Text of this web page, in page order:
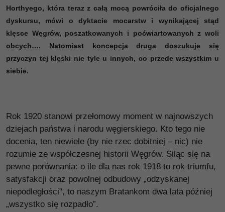
Horthyego, która teraz z całą mocą powróciła do oficjalnego
dyskursu, mówi o dyktacie mocarstw i wynikającej stąd
klęsce Węgrów, poszatkowanych i poćwiartowanych z woli
obcych…. Natomiast koncepcja druga doszukuje się
przyczyn tej klęski nie tyle u innych, co przede wszystkim u
siebie.
Rok 1920 stanowi przełomowy moment w najnowszych
dziejach państwa i narodu węgierskiego. Kto tego nie
docenia, ten niewiele (by nie rzec dobitniej – nic) nie
rozumie ze współczesnej historii Węgrów. Siląc się na
pewne porównania: o ile dla nas rok 1918 to rok triumfu,
satysfakcji oraz powolnej odbudowy „odzyskanej
niepodległości”, to naszym Bratankom dwa lata później
„wszystko się rozpadło”.